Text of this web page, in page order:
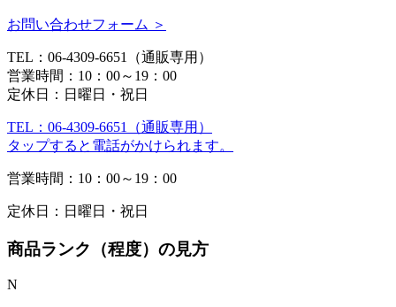
お問い合わせフォーム ＞
TEL：06-4309-6651（通販専用）
営業時間：10：00～19：00
定休日：日曜日・祝日
TEL：06-4309-6651（通販専用）
タップすると電話がかけられます。
営業時間：10：00～19：00
定休日：日曜日・祝日
商品ランク（程度）の見方
N